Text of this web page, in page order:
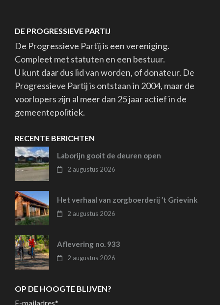
DE PROGRESSIEVE PARTIJ
De Progressieve Partij is een vereniging.
Compleet met statuten en een bestuur.
U kunt daar dus lid van worden, of donateur. De
Progressieve Partij is ontstaan in 2004, maar de
voorlopers zijn al meer dan 25 jaar actief in de
gemeentepolitiek.
RECENTE BERICHTEN
Laborijn gooit de deuren open
2 augustus 2026
Het verhaal van zorgboerderij ’t Grievink
2 augustus 2026
Aflevering no. 933
2 augustus 2026
OP DE HOOGTE BLIJVEN?
E-mailadres*